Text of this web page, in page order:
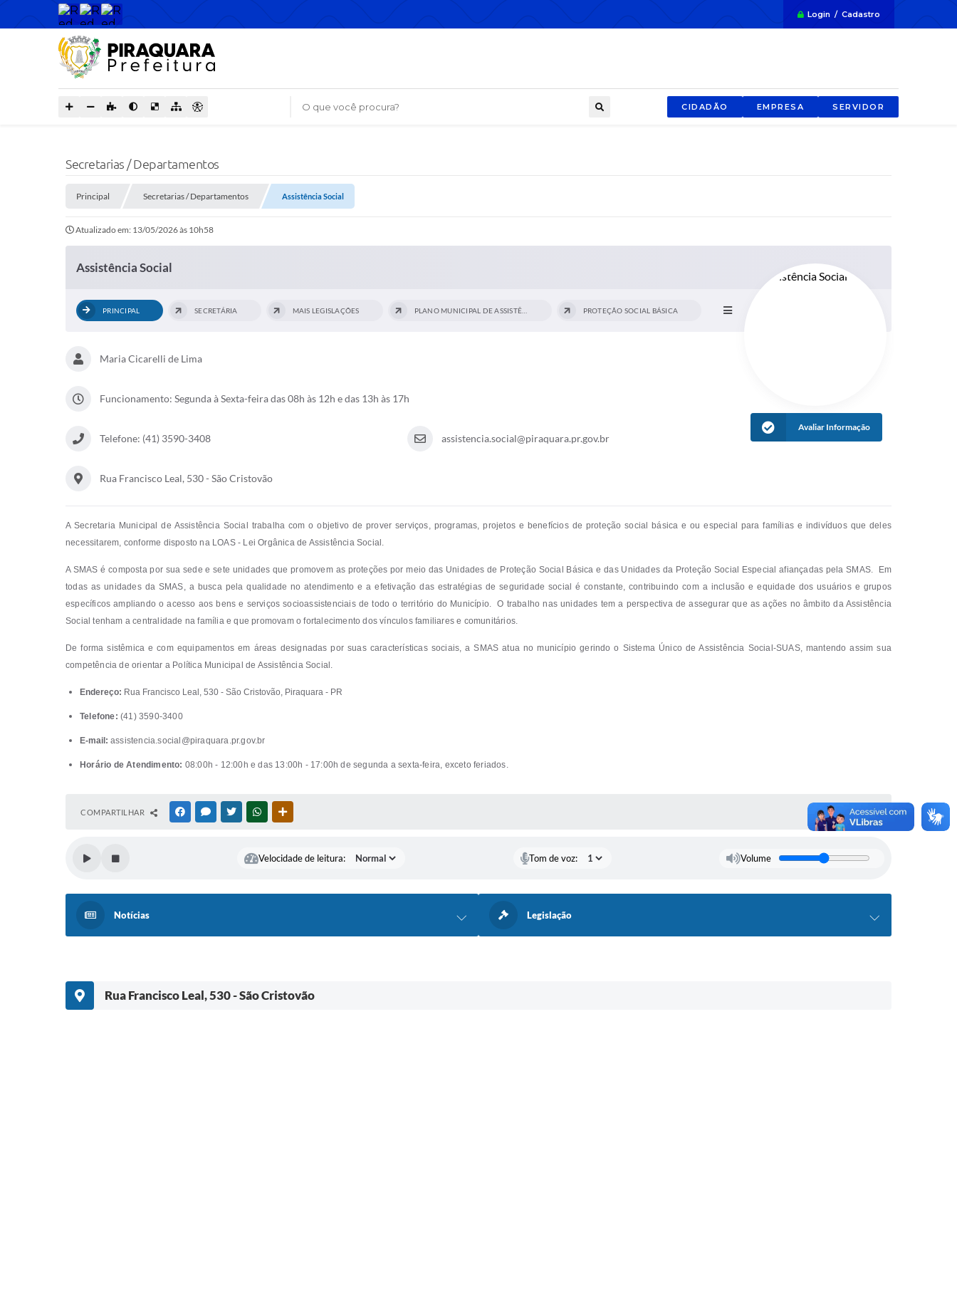
Login / Cadastro
O que você procura? CIDADÃO EMPRESA SERVIDOR
Secretarias / Departamentos
Principal Secretarias / Departamentos Assistência Social
Atualizado em: 13/05/2026 às 10h58
Assistência Social
PRINCIPAL SECRETÁRIA MAIS LEGISLAÇÕES PROTEÇÃO SOCIAL BÁSICA
Maria Cicarelli de Lima
Funcionamento: Segunda à Sexta-feira das 08h às 12h e das 13h às 17h
Telefone: (41) 3590-3408 assistencia.social@piraquara.pr.gov.br
Rua Francisco Leal, 530 - São Cristovão
Avaliar Informação
A Secretaria Municipal de Assistência Social trabalha com o objetivo de prover serviços, programas, projetos e benefícios de proteção social básica e ou especial para famílias e indivíduos que deles
necessitarem, conforme disposto na LOAS - Lei Orgânica de Assistência Social.
A SMAS é composta por sua sede e sete unidades que promovem as proteções por meio das Unidades de Proteção Social Básica e das Unidades da Proteção Social Especial afiançadas pela SMAS. Em
todas as unidades da SMAS, a busca pela qualidade no atendimento e a efetivação das estratégias de seguridade social é constante, contribuindo com a inclusão e equidade dos usuários e grupos
específicos ampliando o acesso aos bens e serviços socioassistenciais de todo o território do Município. O trabalho nas unidades tem a perspectiva de assegurar que as ações no âmbito da Assistência
Social tenham a centralidade na família e que promovam o fortalecimento dos vínculos familiares e comunitários.
De forma sistêmica e com equipamentos em áreas designadas por suas características sociais, a SMAS atua no município gerindo o Sistema Único de Assistência Social-SUAS, mantendo assim sua
competência de orientar a Política Municipal de Assistência Social.
Endereço: Rua Francisco Leal, 530 - São Cristovão, Piraquara - PR
Telefone: (41) 3590-3400
E-mail: assistencia.social@piraquara.pr.gov.br
Horário de Atendimento: 08:00h - 12:00h e das 13:00h - 17:00h de segunda a sexta-feira, exceto feriados.
COMPARTILHAR FACEBOOKMESSENGER
TWITTERWHATSAPP
Velocidade de leitura: Tom de voz: Volume
Notícias Legislação
Rua Francisco Leal, 530 - São Cristovão